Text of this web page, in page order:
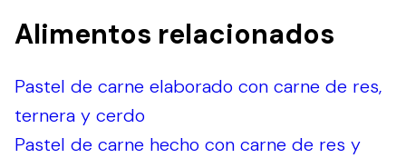
Alimentos relacionados
Pastel de carne elaborado con carne de res,
ternera y cerdo
Pastel de carne hecho con carne de res y